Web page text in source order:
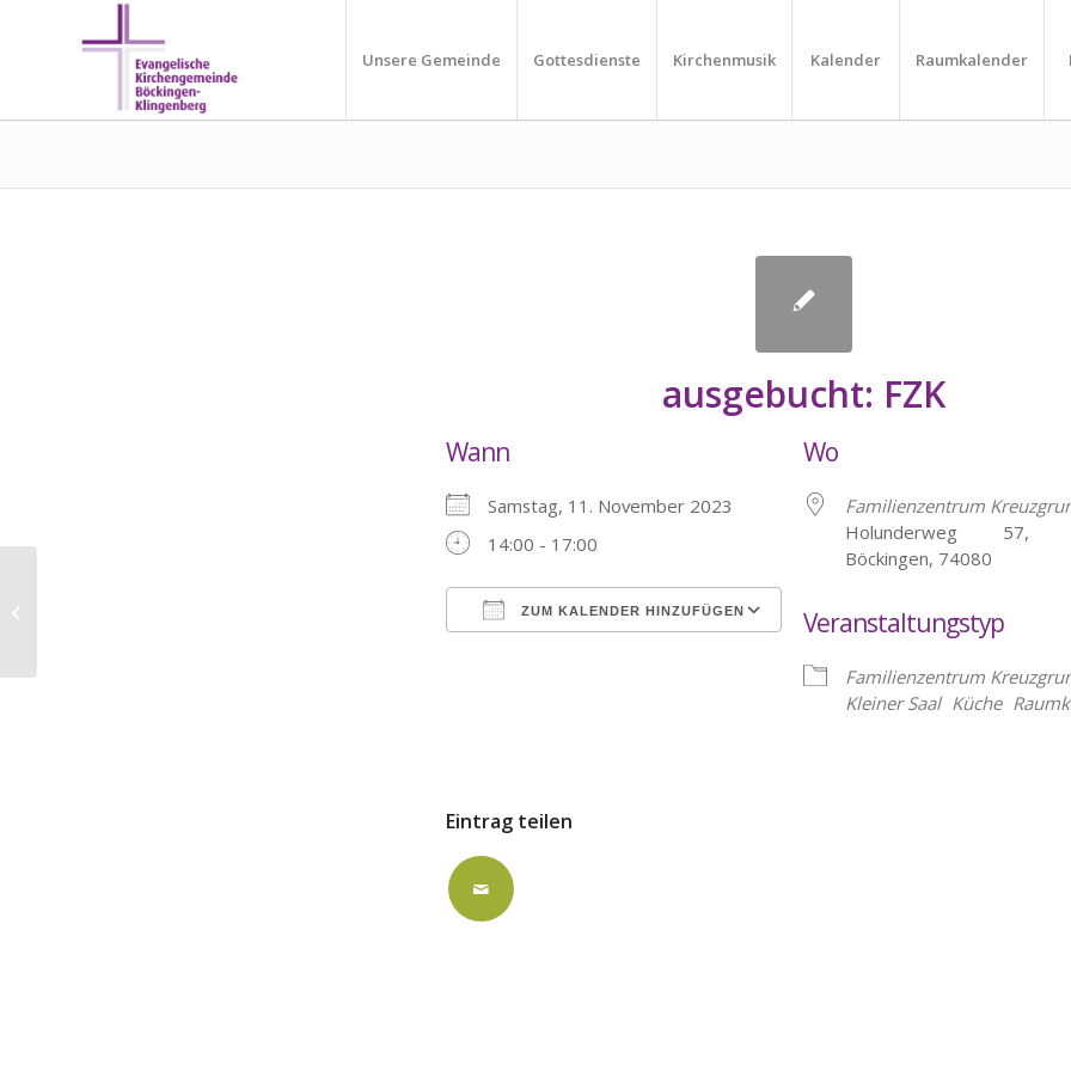
Unsere Gemeinde Gottesdienste Kirchenmusik Kalender Raumkalender
ausgebucht: FZK
Wann
Samstag, 11. November 2023
14:00 - 17:00
ZUM KALENDER HINZUFÜGEN
Wo
Familienzentrum
Holunderweg 57,
Böckingen, 74080
Veranstaltungstyp
Familienzentrum
Kleiner Saal Küche
Eintrag teilen